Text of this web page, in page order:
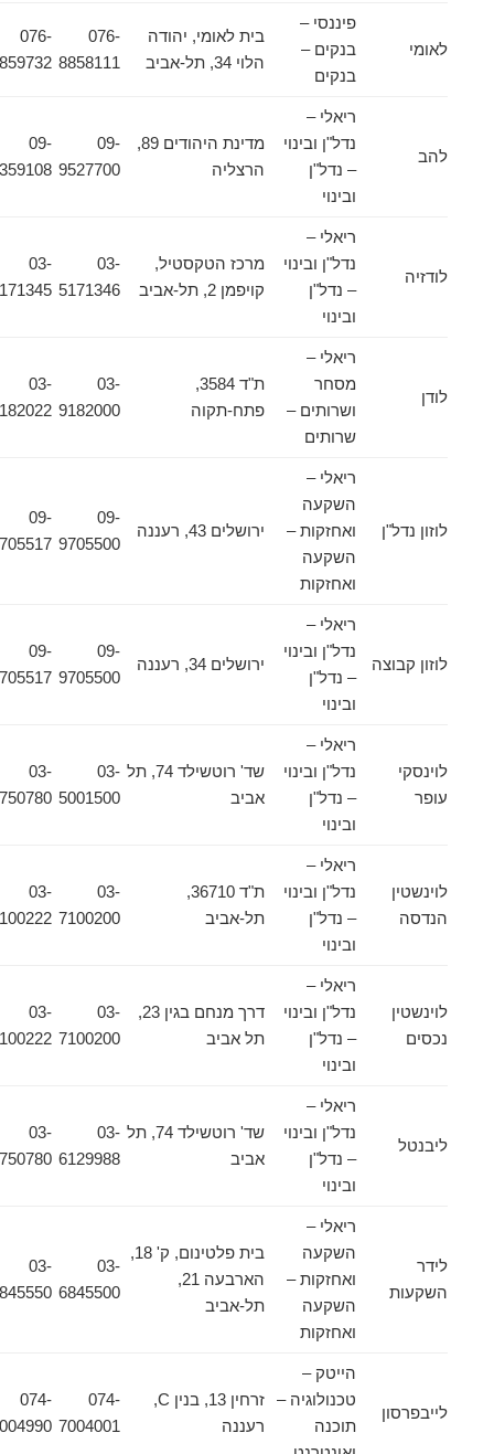
לאומי
פיננסי –
בנקים –
בנקים
בית לאומי, יהודה
הלוי 34, תל-אביב
076-
8858111
076-
8859732
ריאלי –
נדל"ן ובינוי
– נדל"ן
ובינוי
מדינת היהודים 89,
הרצליה
09-
9527700
8359108
לודזיה
ריאלי –
נדל"ן ובינוי
– נדל"ן
ובינוי
מרכז הטקסטיל,
קויפמן 2, תל-אביב
5171346
5171345
ריאלי –
מסחר
ושרותים –
שרותים
ת"ד 3584,
פתח-תקוה
9182000
9182022
לוזון נדל"ן
ריאלי –
השקעה
ואחזקות –
השקעה
ואחזקות
ירושלים 43, רעננה
9705500
9705517
לוזון קבוצה
ריאלי –
נדל"ן ובינוי
– נדל"ן
ובינוי
ירושלים 34, רעננה
9705500
9705517
לוינסקי
עופר
ריאלי –
נדל"ן ובינוי
– נדל"ן
ובינוי
שד' רוטשילד 74, תל
אביב
03-
5001500
5750780
לוינשטין
הנדסה
ריאלי –
נדל"ן ובינוי
– נדל"ן
ובינוי
ת"ד 36710,
תל-אביב
7100200
7100222
לוינשטין
נכסים
ריאלי –
נדל"ן ובינוי
– נדל"ן
ובינוי
דרך מנחם בגין 23,
תל אביב
03-
7100200
7100222
ליבנטל
ריאלי –
נדל"ן ובינוי
– נדל"ן
ובינוי
שד' רוטשילד 74, תל
אביב
03-
6129988
5750780
לידר
השקעות
ריאלי –
השקעה
ואחזקות –
השקעה
ואחזקות
בית פלטינום, ק' 18,
הארבעה 21,
תל-אביב
03-
6845500
6845550
לייבפרסון
הייטק –
טכנולוגיה –
תוכנה
זרחין 13, בנין C,
רעננה
074-
7004001
074-
7004990